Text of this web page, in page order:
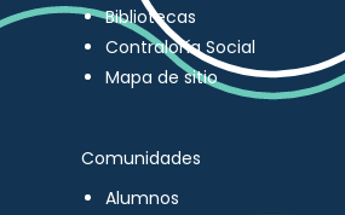
Bibliotecas
Contraloría Social
Mapa de sitio
Comunidades
Alumnos